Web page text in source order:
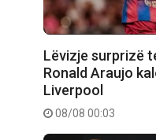
Lëvizje surprizë
Ronald Araujo
Liverpool
08/08 00:03